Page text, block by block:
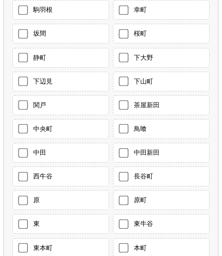
駒羽根 幸町
坂間 桜町
静町 下大野
下辺見 下山町
関戸 茶屋新田
中央町 鳥喰
中田 中田新田
西牛谷 長谷町
原 原町
東 東牛谷
東本町 本町